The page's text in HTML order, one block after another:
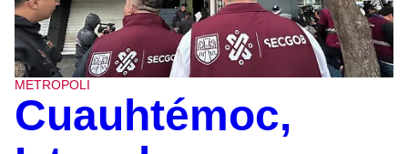
METROPOLI
Cuauhtémoc,